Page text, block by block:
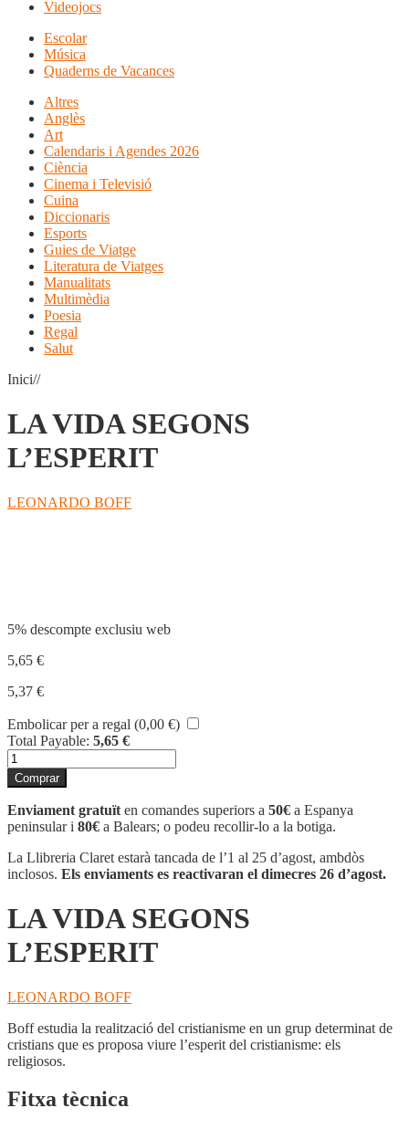
Videojocs
Escolar
Música
Quaderns de Vacances
Altres
Anglès
Art
Calendaris i Agendes 2026
Ciència
Cinema i Televisió
Cuina
Diccionaris
Esports
Guies de Viatge
Literatura de Viatges
Manualitats
Multimèdia
Poesia
Regal
Salut
Inici//
LA VIDA SEGONS
L’ESPERIT
LEONARDO BOFF
5% descompte exclusiu web
5,65 €
5,37 €
Embolicar per a regal (0,00 €)
Total Payable: 5,65 €
quantitat
de
LA
VIDA
SEGONS
L'ESPERIT
Comprar
Enviament gratuït en comandes superiors a 50€ a Espanya
peninsular i 80€ a Balears; o podeu recollir-lo a la botiga.
La Llibreria Claret estarà tancada de l’1 al 25 d’agost, ambdòs
inclosos. Els enviaments es reactivaran el dimecres 26 d’agost.
LA VIDA SEGONS
L’ESPERIT
LEONARDO BOFF
Boff estudia la realització del cristianisme en un grup determinat de
cristians que es proposa viure l’esperit del cristianisme: els
religiosos.
Fitxa tècnica